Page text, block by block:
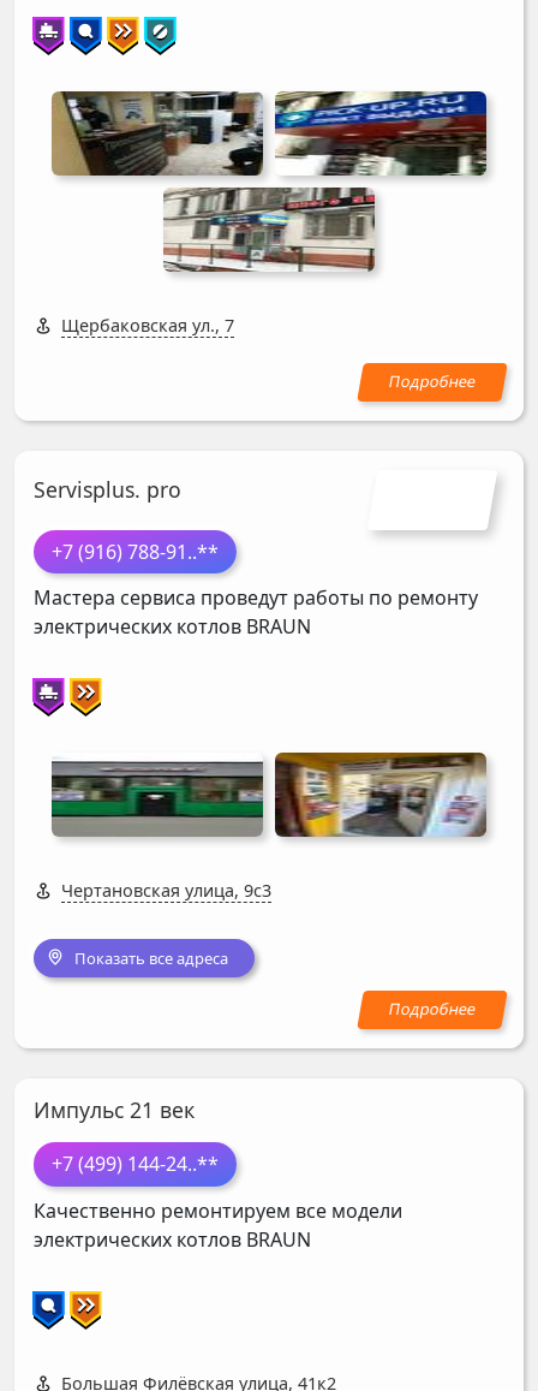
Щербаковская ул., 7
Servisplus. pro
+7 (916) 788-91..**
Мастера сервиса проведут работы по ремонту
электрических котлов BRAUN
Чертановская улица, 9с3
Показать все адреса
Импульс 21 век
+7 (499) 144-24..**
Качественно ремонтируем все модели
электрических котлов BRAUN
Большая Филёвская улица, 41к2